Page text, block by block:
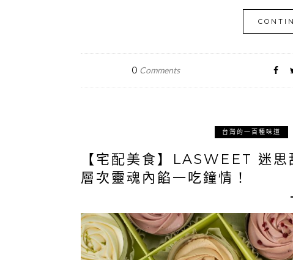
0 Comments
台灣的一百種味道
【宅配美食】LASWEET 迷
層次靈魂內餡一吃鐘情！